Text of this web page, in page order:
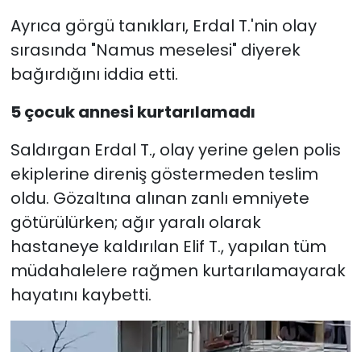
Ayrıca görgü tanıkları, Erdal T.'nin olay
sırasında "Namus meselesi" diyerek
bağırdığını iddia etti.
5 çocuk annesi kurtarılamadı
Saldırgan Erdal T., olay yerine gelen polis
ekiplerine direniş göstermeden teslim
oldu. Gözaltına alınan zanlı emniyete
götürülürken; ağır yaralı olarak
hastaneye kaldırılan Elif T., yapılan tüm
müdahalelere rağmen kurtarılamayarak
hayatını kaybetti.